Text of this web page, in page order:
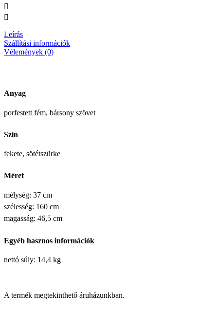
Leírás
Szállítási információk
Vélemények (0)
Anyag
porfestett fém, bársony szövet
Szín
fekete, sötétszürke
Méret
mélység: 37 cm
szélesség: 160 cm
magasság: 46,5 cm
Egyéb hasznos információk
nettó súly: 14,4 kg
A termék megtekinthető áruházunkban.